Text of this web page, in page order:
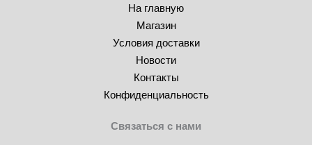
на
странице
товара.
На главную
Магазин
Условия доставки
Новости
Контакты
Конфиденциальность
Связаться с нами